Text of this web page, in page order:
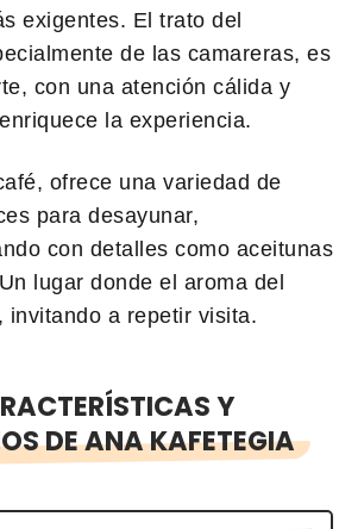
exigentes. El trato del
de las camareras, es
con una atención cálida y
la experiencia.
ofrece una variedad de
para desayunar,
con detalles como aceitunas
lugar donde el aroma del
invitando a repetir visita.
Y
DE ANA KAFETEGIA